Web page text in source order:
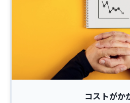
コストがか